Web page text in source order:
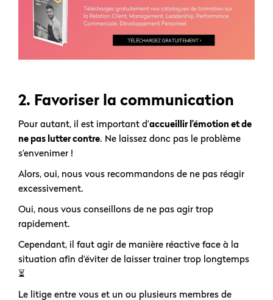
2. Favoriser la communication
Pour autant, il est important d’accueillir l’émotion et de
ne pas lutter contre. Ne laissez donc pas le problème
s’envenimer !
Alors, oui, nous vous recommandons de ne pas réagir
excessivement.
Oui, nous vous conseillons de ne pas agir trop
rapidement.
Cependant, il faut agir de manière réactive face à la
situation afin d’éviter de laisser trainer trop longtemps
⏳
Le litige entre vous et un ou plusieurs membres de